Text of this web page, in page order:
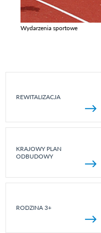
Wydarzenia sportowe
REWITALIZACJA
KRAJOWY PLAN
ODBUDOWY
RODZINA 3+